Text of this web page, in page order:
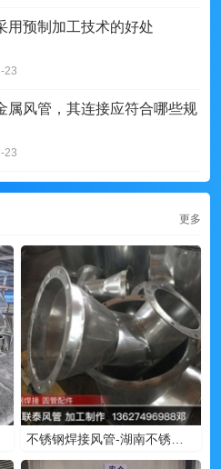
用预制加工技术的好处
23
属风管，其连接应符合哪些规
23
更多